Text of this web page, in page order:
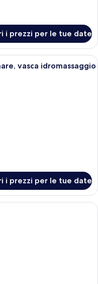
i prezzi per le tue date
vasca idromassaggio con
vasca idromassaggio
i prezzi per le tue date
camera d'albergo con un letto